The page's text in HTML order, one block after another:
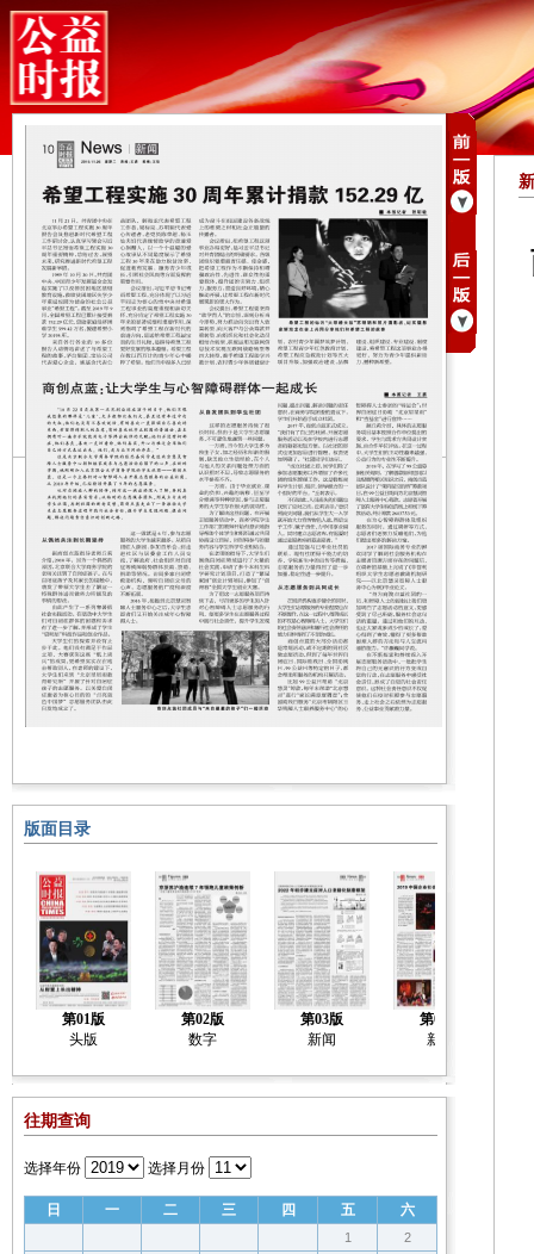
版面目录
第01版
头版
第02版
数字
第03版
新闻
第04版
新闻
往期查询
选择年份 选择月份
日 一 二 三 四 五 六
1
2